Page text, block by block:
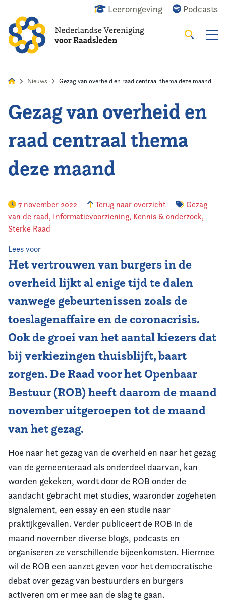
Leeromgeving Podcasts
Zoeken
Home
Agenda
Nieuws
Kennis & Informatie
Vereniging
Nieuws Gezag van overheid en raad centraal thema deze maand
Gezag van overheid en
raad centraal thema
deze maand
7 november 2022 Terug naar overzicht
Gezag
van de raad, Informatievoorziening, Kennis & onderzoek,
Sterke Raad
Lees voor
Het vertrouwen van burgers in de
overheid lijkt al enige tijd te dalen
vanwege gebeurtenissen zoals de
toeslagenaffaire en de coronacrisis.
Ook de groei van het aantal kiezers dat
bij verkiezingen thuisblijft, baart
zorgen. De Raad voor het Openbaar
Bestuur (ROB) heeft daarom de maand
november uitgeroepen tot de maand
van het gezag.
Hoe naar het gezag van de overheid en naar het gezag
van de gemeenteraad als onderdeel daarvan, kan
worden gekeken, wordt door de ROB onder de
aandacht gebracht met studies, waaronder zogeheten
signalement, een essay en een studie naar
praktijkgevallen.Verder publiceert de ROB in de
maand november diverse blogs, podcasts en
organiseren ze verschillende bijeenkomsten. Hiermee
wil de ROB een aanzet geven voor het democratische
debat over gezag van bestuurders en burgers
activeren om er mee aan de slag te gaan.